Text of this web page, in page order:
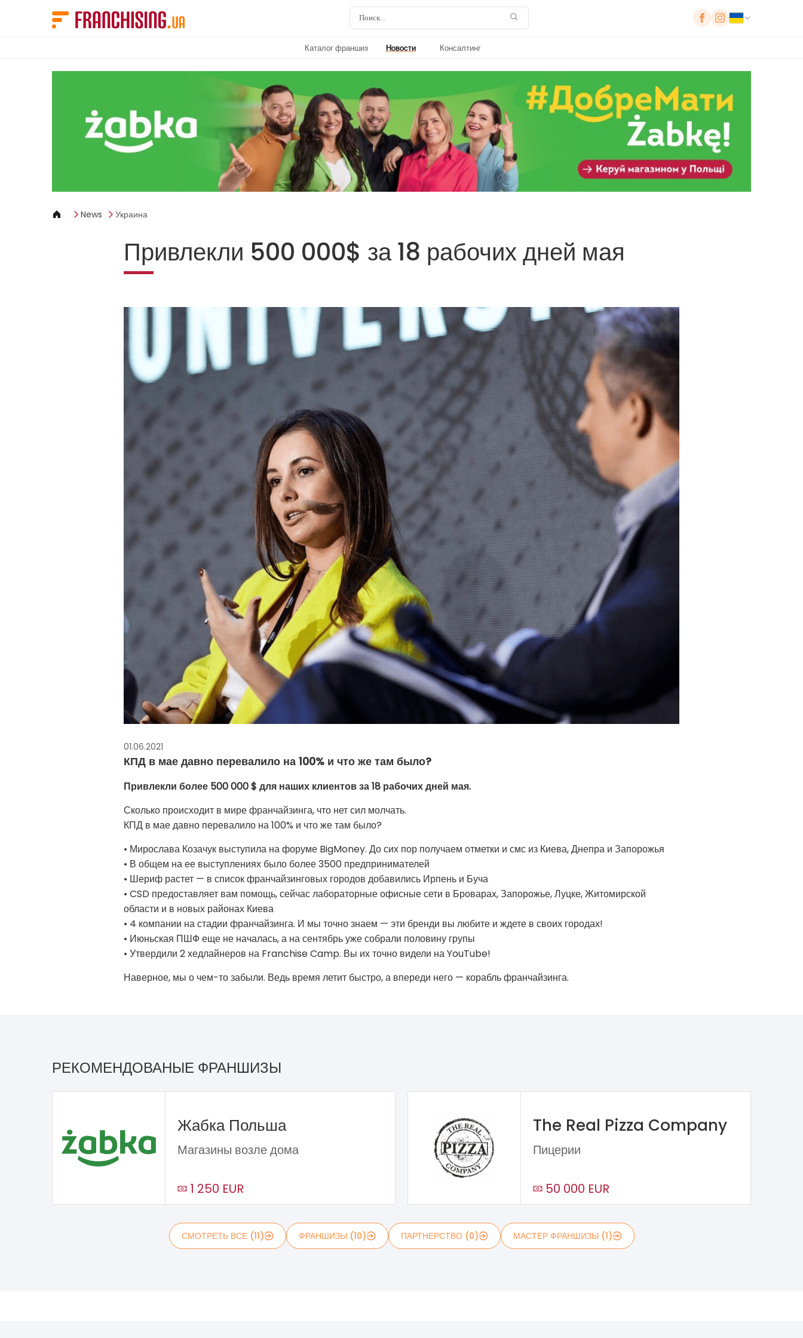
Каталог франшиз Новости Консалтинг
News Украина
Привлекли 500 000$ за 18 рабочих дней мая
01.06.2021
КПД в мае давно перевалило на 100% и что же там было?
Привлекли более 500 000 $ для наших клиентов за 18 рабочих дней мая.
Сколько происходит в мире франчайзинга, что нет сил молчать.
КПД в мае давно перевалило на 100% и что же там было?
• Мирослава Козачук выступила на форуме BigMoney. До сих пор получаем отметки и смс из Киева, Днепра и Запорожья
• В общем на ее выступлениях было более 3500 предпринимателей
• Шериф растет — в список франчайзинговых городов добавились Ирпень и Буча
• CSD предоставляет вам помощь, сейчас лабораторные офисные сети в Броварах, Запорожье, Луцке, Житомирской
области и в новых районах Киева
• 4 компании на стадии франчайзинга. И мы точно знаем — эти бренди вы любите и ждете в своих городах!
• Июньская ПШФ еще не началась, а на сентябрь уже собрали половину групы
• Утвердили 2 хедлайнеров на Franchise Camp. Вы их точно видели на YouTube!
Наверное, мы о чем-то забыли. Ведь время летит быстро, а впереди него — корабль франчайзинга.
РЕКОМЕНДОВАНЫЕ ФРАНШИЗЫ
Жабка Польша
Магазины возле дома
1 250 EUR
The Real Pizza Company
Пицерии
50 000 EUR
СМОТРЕТЬ ВСЕ (11) ФРАНШИЗЫ (10) ПАРТНЕРСТВО (0) МАСТЕР ФРАНШИЗЫ (1)